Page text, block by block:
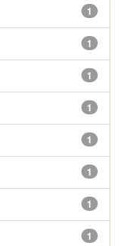
1
1
1
1
1
1
1
1